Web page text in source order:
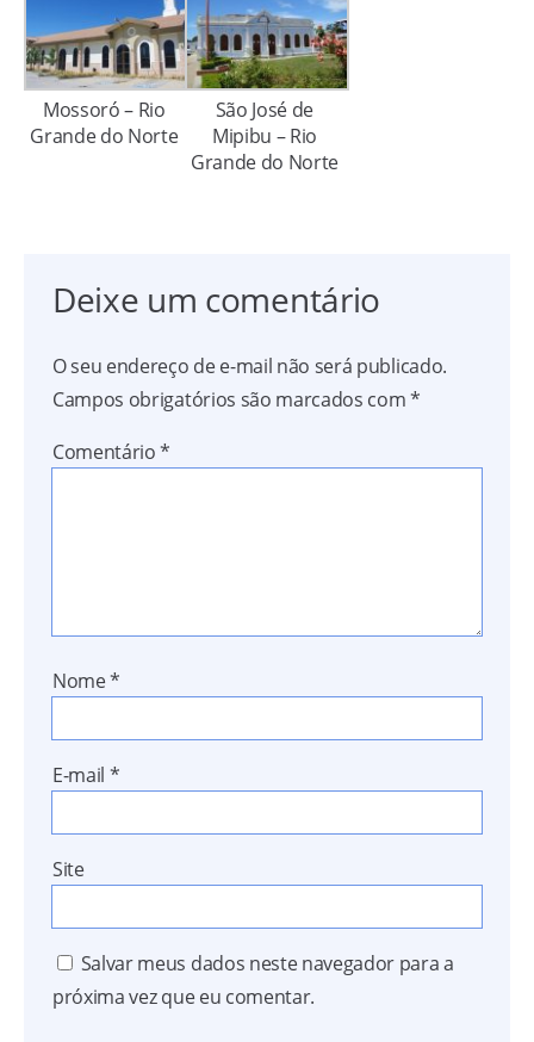
Mossoró – Rio
Grande do Norte
São José de
Mipibu – Rio
Grande do Norte
Deixe um comentário
O seu endereço de e-mail não será publicado.
Campos obrigatórios são marcados com*
Comentário*
Nome*
E-mail *
Site
Salvar meus dados neste navegador para a
próxima vez que eu comentar.